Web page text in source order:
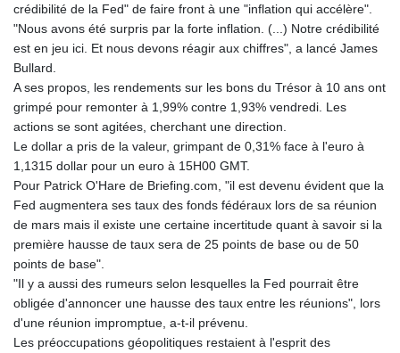
crédibilité de la Fed" de faire front à une "inflation qui accélère".
"Nous avons été surpris par la forte inflation. (...) Notre crédibilité
est en jeu ici. Et nous devons réagir aux chiffres", a lancé James
Bullard.
A ses propos, les rendements sur les bons du Trésor à 10 ans ont
grimpé pour remonter à 1,99% contre 1,93% vendredi. Les
actions se sont agitées, cherchant une direction.
Le dollar a pris de la valeur, grimpant de 0,31% face à l'euro à
1,1315 dollar pour un euro à 15H00 GMT.
Pour Patrick O'Hare de Briefing.com, "il est devenu évident que la
Fed augmentera ses taux des fonds fédéraux lors de sa réunion
de mars mais il existe une certaine incertitude quant à savoir si la
première hausse de taux sera de 25 points de base ou de 50
points de base".
"Il y a aussi des rumeurs selon lesquelles la Fed pourrait être
obligée d'annoncer une hausse des taux entre les réunions", lors
d'une réunion impromptue, a-t-il prévenu.
Les préoccupations géopolitiques restaient à l'esprit des